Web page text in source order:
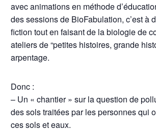
avec animations en méthode
des sessions de BioFabulation, c’est à
fiction tout en faisant de la biologie de
ateliers de “petites histoires, grande
arpentage.
Donc :
– Un « chantier » sur la question de
des sols traitées par les personnes qui
ces sols et eaux.